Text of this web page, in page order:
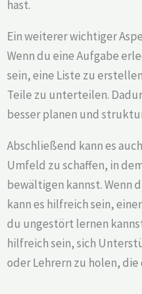
hast.
Ein weiterer wichtiger
Wenn du eine Aufgabe
sein, eine Liste zu
Teile zu unterteilen.
besser planen und
Abschließend kann es
Umfeld zu schaffen, in
bewältigen kannst. Wenn
kann es hilfreich sein,
du ungestört lernen
hilfreich sein, sich
oder Lehrern zu holen,